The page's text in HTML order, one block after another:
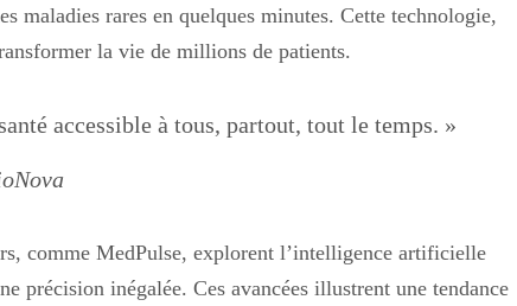
maladies rares en quelques minutes. Cette technologie,
la vie de millions de patients.
accessible à tous, partout, tout le temps. »
comme MedPulse, explorent l’intelligence artificielle
précision inégalée. Ces avancées illustrent une tendance